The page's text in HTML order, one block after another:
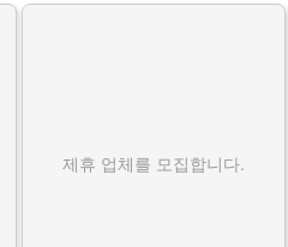
제휴 업체를 모집합니다.